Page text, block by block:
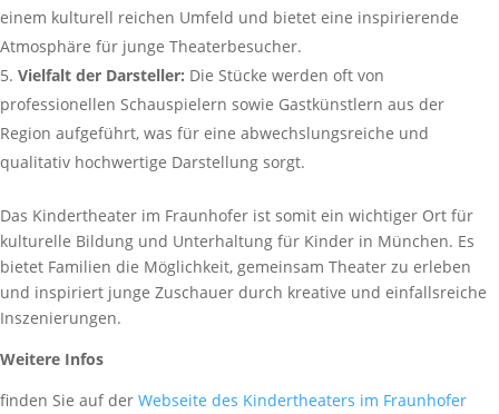
einem kulturell reichen Umfeld und bietet eine inspirierende
Atmosphäre für junge Theaterbesucher.
Vielfalt der Darsteller: Die Stücke werden oft von
professionellen Schauspielern sowie Gastkünstlern aus der
Region aufgeführt, was für eine abwechslungsreiche und
qualitativ hochwertige Darstellung sorgt.
Das Kindertheater im Fraunhofer ist somit ein wichtiger Ort für
kulturelle Bildung und Unterhaltung für Kinder in München. Es
bietet Familien die Möglichkeit, gemeinsam Theater zu erleben
und inspiriert junge Zuschauer durch kreative und einfallsreiche
Inszenierungen.
Weitere Infos
finden Sie auf der Webseite des Kindertheaters im Fraunhofer